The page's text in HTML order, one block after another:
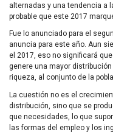
alternadas y una tendencia a
probable que este 2017
Fue lo anunciado para el
anuncia para este año. Aun
el 2017, eso no significará
genere una mayor
riqueza, al conjunto de la
La cuestión no es el
distribución, sino que se
que necesidades, lo que
las formas del empleo y los